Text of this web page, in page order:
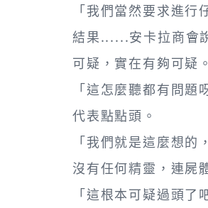
「我們當然要求進
結果......安卡拉商會
可疑，實在有夠可疑。
「這怎麼聽都有問題
代表點點頭。
「我們就是這麼想
沒有任何精靈，連屍
「這根本可疑過頭了